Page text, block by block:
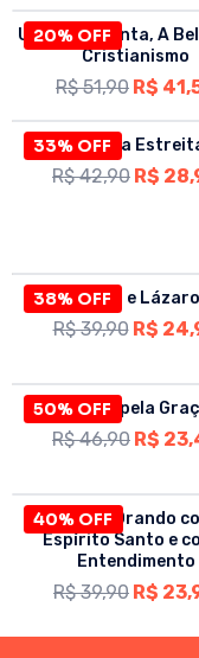
20% OFF
Uma Vida Santa, A
Cristianismo
R$51,90 R$
33% OFF
A Porta
R$42,90 R$
38% OFFO Rico e Lázaro
R$39,90 R$
50% OFF
Salvos pela
R$46,90 R$
40% OFF
Oração: Orando
Espírito Santo e
Entendimento
R$39,90 R$